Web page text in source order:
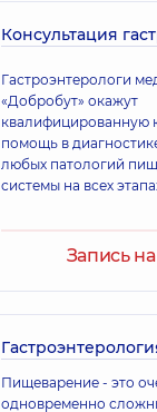
Консультация
Гастроэнтерологи
«Добробут» окажут
квалифицированную
помощь в
любых патологий
системы на всех
Запись
Пищеварение - это
одновременно